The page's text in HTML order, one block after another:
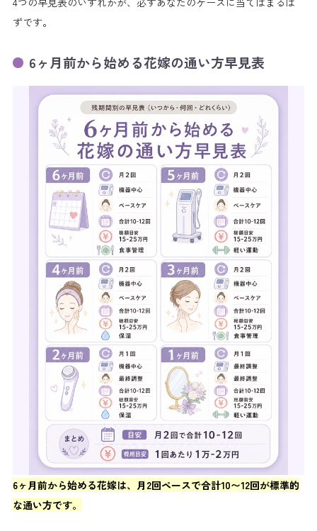
ずです。
6ヶ月前から始める花嫁の通い方早見表
6ヶ月前から始める花嫁は、月2回ペースで合計10〜12回が標準的
な通い方です。